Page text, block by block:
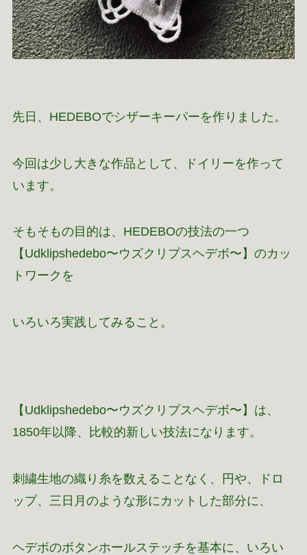
先日、HEDEBOでシザーキーパーを作りました。
今回は少し大きな作品として、ドイリーを作って
います。
そもそもの目的は、HEDEBOの技法の一つ
【Udklipshedebo〜ウズクリプスヘデボ〜】のカッ
トワークを
いろいろ実践してみること。
【Udklipshedebo〜ウズクリプスヘデボ〜】は、
1850年以降、比較的新しい技法になります。
刺繍生地の織り糸を数えることなく、円や、ドロ
ップ、三日月のような形にカットした部分に、
ヘデボのボタンホールステッチを基本に、いろい